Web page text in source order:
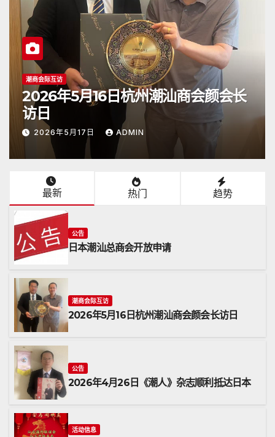
公告
2026年4月26日《潮人》杂志顺利抵
达日本
2026年4月26日 ADMIN
最新 热门 趋势
公告
日本潮汕总商会开放申请
潮商会际互访
2026年5月16日杭州潮汕商会颜会长访日
公告
2026年4月26日《潮人》杂志顺利抵达日本
活动信息